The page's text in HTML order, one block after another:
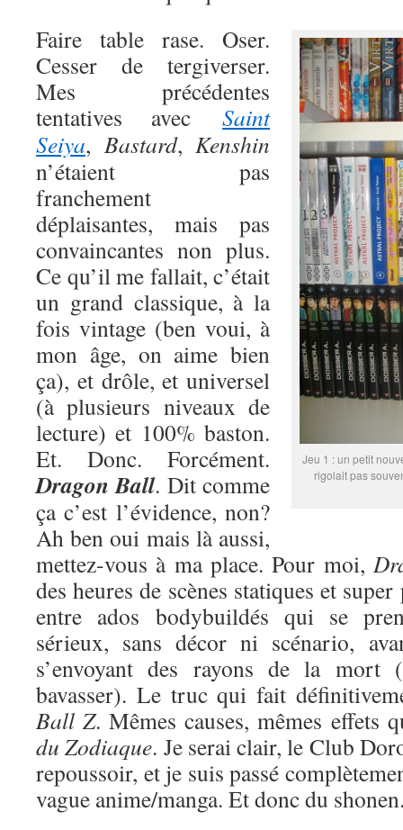
Jeu 1 : un petit
rigolait pas
Faire table rase. Oser.
Cesser de tergiverser.
Mes précédentes
tentatives avec Saint
Seiya, Bastard, Kenshin
n’étaient pas
franchement
déplaisantes, mais pas
convaincantes non plus.
Ce qu’il me fallait, c’était
un grand classique, à la
fois vintage (ben voui, à
mon âge, on aime bien
ça), et drôle, et universel
(à plusieurs niveaux de
lecture) et 100% baston.
Et. Donc. Forcément.
Dragon Ball. Dit comme
ça c’est l’évidence, non?
Ah ben oui mais là aussi,
mettez-vous à ma place. Pour moi,
des heures de scènes statiques et
entre ados bodybuildés qui se
sérieux, sans décor ni scénario,
s’envoyant des rayons de la mort
bavasser). Le truc qui fait
Ball Z. Mêmes causes, mêmes effets
du Zodiaque. Je serai clair, le Club
repoussoir, et je suis passé
vague anime/manga. Et donc du